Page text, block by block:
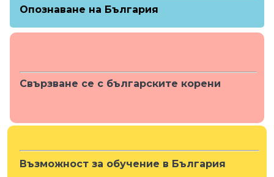
Опознаване на България
Свързване се с българските корени
Възможност за обучение в България